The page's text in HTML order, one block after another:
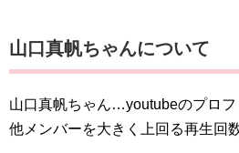
山口真帆ちゃんについて
山口真帆ちゃん…youtubeのプロ
他メンバーを大きく上回る再生回